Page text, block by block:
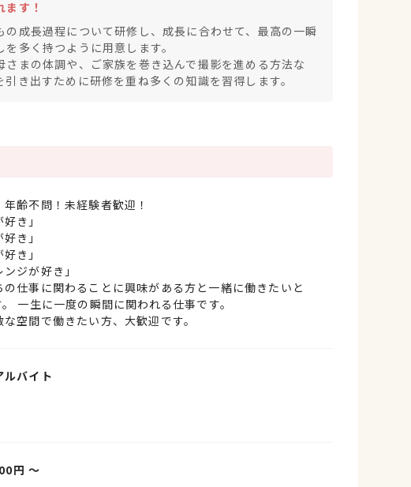
す！
の成長過程について研修し、成長に合わせて、最高の一瞬
多く持つように用意します。
まの体調や、ご家族を巻き込んで撮影を進める方法な
き出すために研修を重ね多くの知識を習得します。
齢不問！未経験者歓迎！
き」
き」
き」
ンジが好き」
の仕事に関わることに興味がある方と一緒に働きたいと
一生に一度の瞬間に関われる仕事です。
空間で働きたい方、大歓迎です。
ルバイト
円 〜